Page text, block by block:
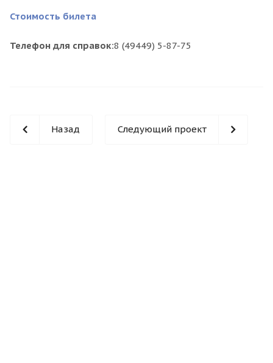
Стоимость билета
Телефон для справок:8 (49449) 5-87-75
Назад Следующий проект